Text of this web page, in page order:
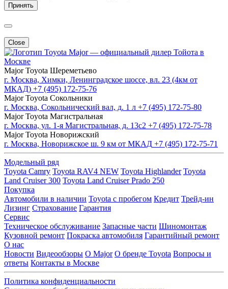
Принять
Close
Major — официальный дилер Тойота в
Москве
Major Toyota Шереметьево
г. Москва, Химки, Ленинградское шоссе, вл. 23 (4км от
МКАД) +7 (495) 172-75-76
Major Toyota Сокольники
г. Москва, Сокольнический вал, д. 1 л +7 (495) 172-75-80
Major Toyota Магистральная
г. Москва, ул. 1-я Магистральная, д. 13с2 +7 (495) 172-75-78
Major Toyota Новорижский
г. Москва, Новорижское ш. 9 км от МКАД +7 (495) 172-75-71
Модельный ряд
Toyota Camry Toyota RAV4 NEW Toyota Highlander Toyota
Land Cruiser 300 Toyota Land Cruiser Prado 250
Покупка
Автомобили в наличии Toyota с пробегом Кредит Трейд-ин
Лизинг Страхование Гарантия
Сервис
Техническое обслуживание Запасные части Шиномонтаж
Кузовной ремонт Покраска автомобиля Гарантийный ремонт
О нас
Новости Видеообзоры О Major О бренде Toyota Вопросы и
ответы Контакты в Москве
Политика конфиденциальности